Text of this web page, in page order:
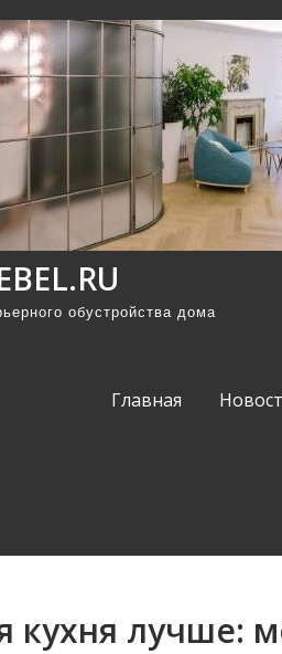
обустройства дома
Главная
кухня лучше: